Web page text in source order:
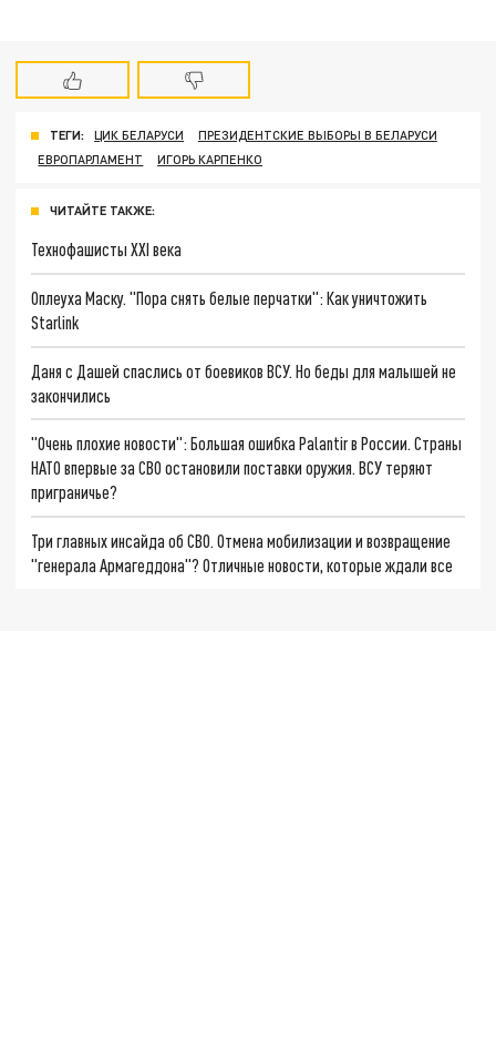
ТЕГИ: ЦИК БЕЛАРУСИ
ПРЕЗИДЕНТСКИЕ ВЫБОРЫ В БЕЛАРУСИ
ЕВРОПАРЛАМЕНТ
ИГОРЬ КАРПЕНКО
ЧИТАЙТЕ ТАКЖЕ:
Технофашисты XXI века
Оплеуха Маску. "Пора снять белые перчатки": Как уничтожить
Starlink
Даня с Дашей спаслись от боевиков ВСУ. Но беды для малышей не
закончились
"Очень плохие новости": Большая ошибка Palantir в России. Страны
НАТО впервые за СВО остановили поставки оружия. ВСУ теряют
приграничье?
Три главных инсайда об СВО. Отмена мобилизации и возвращение
"генерала Армагеддона"? Отличные новости, которые ждали все